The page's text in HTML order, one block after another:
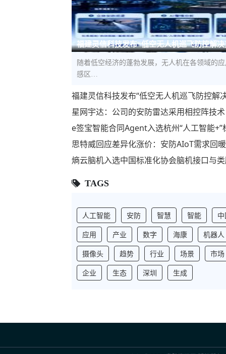
福建灵信科技发布“低空无人机巡飞防控解
随着低空经济的蓬勃发展，无人机在各领域的
感区…
福建灵信科技发布“低空无人机巡飞防控解
星网宇达：公司的安防雷达采用相控阵技
e签宝智能合同Agent入选杭州“人工智能
思特威回应差异化涨价：安防AIoT需求回
熵云脑机入选中国标准化协会脑机接口与
TAGS
人工智能 安防 智慧 智能
应用
产业 数字 海康
机器人
摄像头
趋势 行业 场景
市场
企业
生态 深圳 生成